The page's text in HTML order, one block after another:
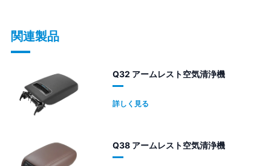
関連製品
Q32 アームレスト空気清浄機
詳しく見る
Q38 アームレスト空気清浄機